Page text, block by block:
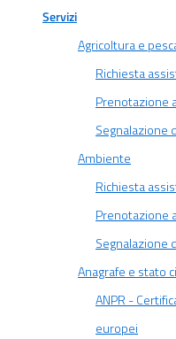
Servizi
Agricoltura e
Richiesta
Prenotazione
Segnalazione
Ambiente
Richiesta
Prenotazione
Segnalazione
Anagrafe e stato
ANPR -
europei